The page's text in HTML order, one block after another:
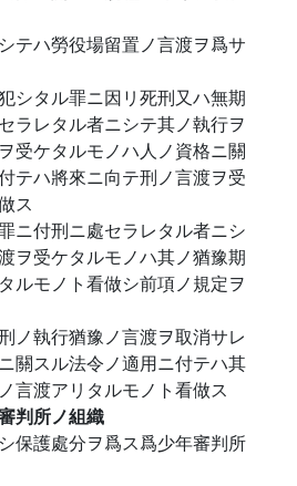
テハ勞役場留置ノ言渡ヲ爲サ
シタル罪ニ因リ死刑又ハ無期
ラレタル者ニシテ其ノ執行ヲ
受ケタルモノハ人ノ資格ニ關
テハ將來ニ向テ刑ノ言渡ヲ受
ス
ニ付刑ニ處セラレタル者ニシ
ヲ受ケタルモノハ其ノ猶豫期
ルモノト看做シ前項ノ規定ヲ
ノ執行猶豫ノ言渡ヲ取消サレ
關スル法令ノ適用ニ付テハ其
言渡アリタルモノト看做ス
判所ノ組織
保護處分ヲ爲ス爲少年審判所